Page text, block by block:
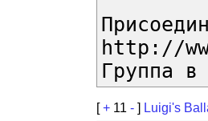
http://
Группа
[+ 11 - ] Luigi's